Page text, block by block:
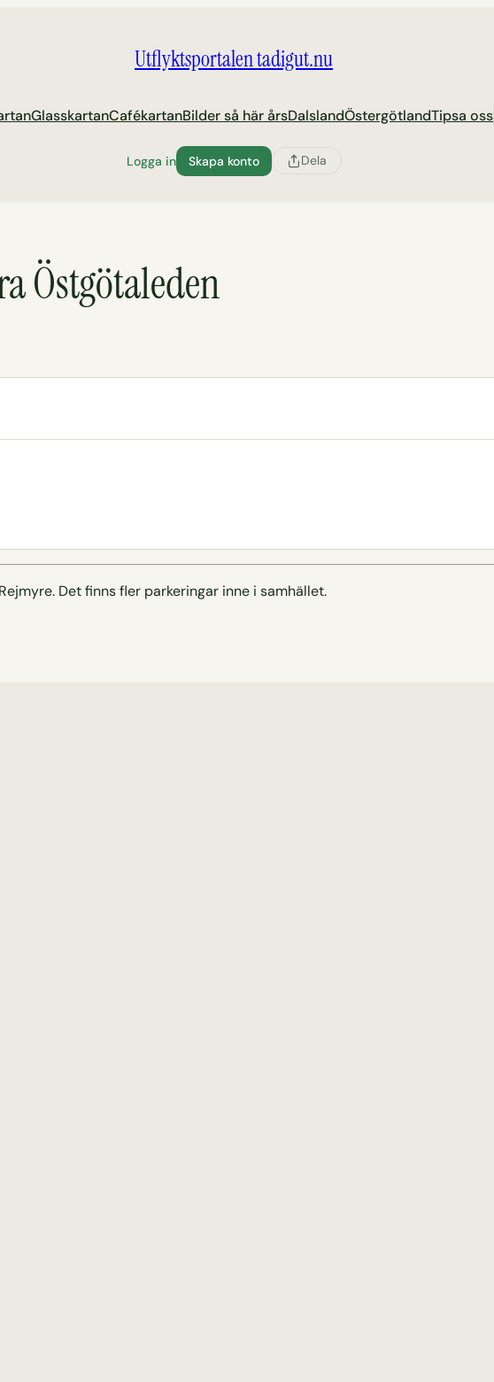
Utflyktsportalen tadigut.nu
GlasskartanCafékartanBilder så här årsDalslandÖstergötlandTipsa oss
Logga in Skapa konto Dela
Östgötaleden
Det finns fler parkeringar inne i samhället.